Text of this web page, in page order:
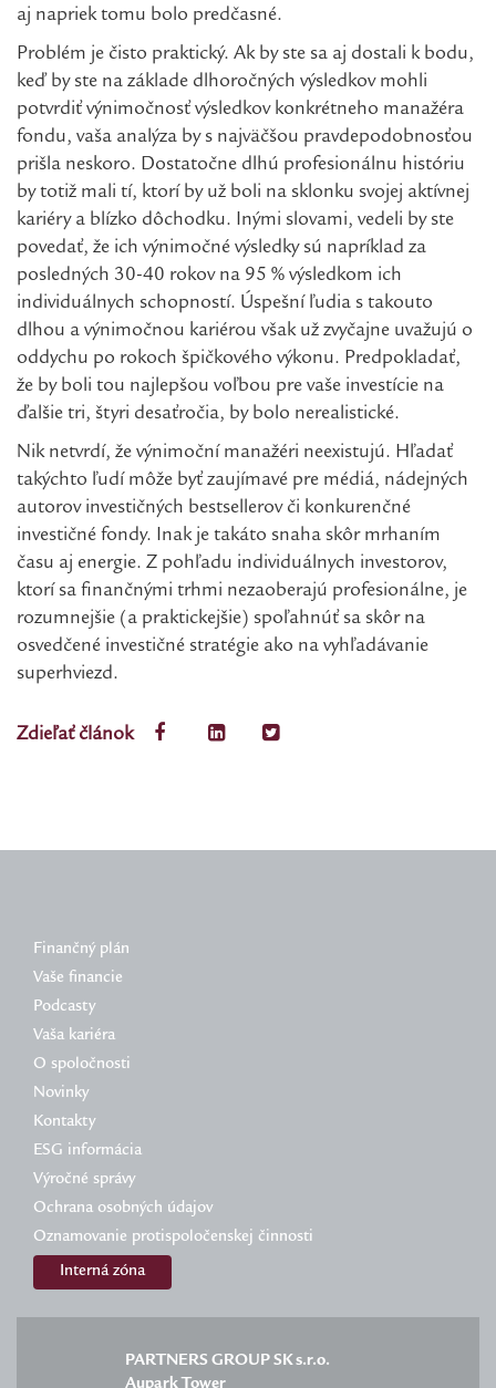
aj napriek tomu bolo predčasné.
Problém je čisto praktický. Ak by ste sa aj dostali k bodu,
keď by ste na základe dlhoročných výsledkov mohli
potvrdiť výnimočnosť výsledkov konkrétneho manažéra
fondu, vaša analýza by s najväčšou pravdepodobnosťou
prišla neskoro. Dostatočne dlhú profesionálnu históriu
by totiž mali tí, ktorí by už boli na sklonku svojej aktívnej
kariéry a blízko dôchodku. Inými slovami, vedeli by ste
povedať, že ich výnimočné výsledky sú napríklad za
posledných 30-40 rokov na 95 % výsledkom ich
individuálnych schopností. Úspešní ľudia s takouto
dlhou a výnimočnou kariérou však už zvyčajne uvažujú o
oddychu po rokoch špičkového výkonu. Predpokladať,
že by boli tou najlepšou voľbou pre vaše investície na
ďalšie tri, štyri desaťročia, by bolo nerealistické.
Nik netvrdí, že výnimoční manažéri neexistujú. Hľadať
takýchto ľudí môže byť zaujímavé pre médiá, nádejných
autorov investičných bestsellerov či konkurenčné
investičné fondy. Inak je takáto snaha skôr mrhaním
času aj energie. Z pohľadu individuálnych investorov,
ktorí sa finančnými trhmi nezaoberajú profesionálne, je
rozumnejšie (a praktickejšie) spoľahnúť sa skôr na
osvedčené investičné stratégie ako na vyhľadávanie
superhviezd.
Zdieľať článok
Finančný plán
Vaše financie
Podcasty
Vaša kariéra
O spoločnosti
Novinky
Kontakty
ESG informácia
Výročné správy
Ochrana osobných údajov
Oznamovanie protispoločenskej činnosti
Interná zóna
PARTNERS GROUP SK s.r.o.